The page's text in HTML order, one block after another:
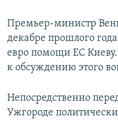
Премьер-министр
декабре прошлого
евро помощи ЕС
к обсуждению этого
Непосредственно
Ужгороде